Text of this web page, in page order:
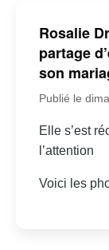
Rosalie
partage
son
Publié le
Elle s’est
l’attention
Voici les